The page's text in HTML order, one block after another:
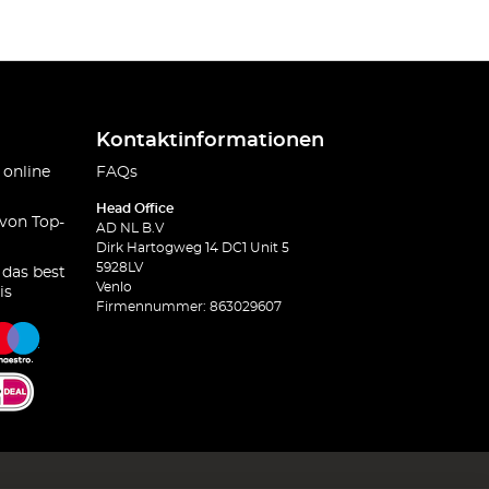
online
Top-
best
Kontaktinformationen
FAQs
Head Office
AD NL B.V
Dirk Hartogweg 14 DC1 Unit 5
5928LV
Venlo
Firmennummer: 863029607